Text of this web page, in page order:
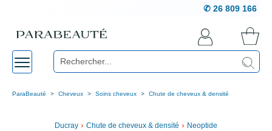
✆ 26 809 166
ParaBeauté Cheveux Soins cheveux Chute de cheveux & densité
Ducray › Chute de cheveux & densité › Neoptide